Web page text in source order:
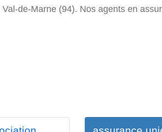
de-Marne (94). Nos agents en